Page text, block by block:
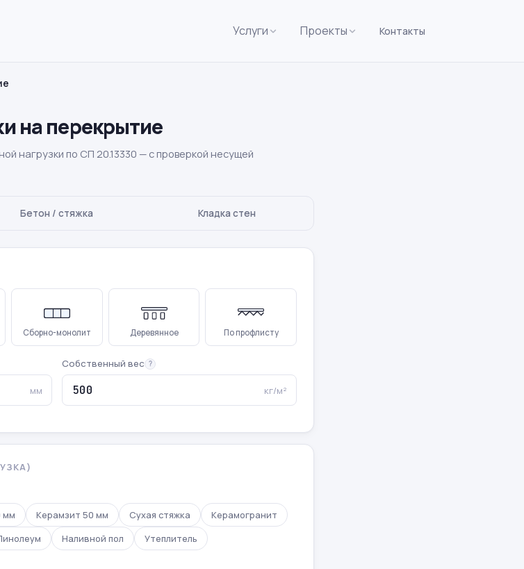
Услуги Проекты Контакты
на перекрытие
нагрузки по СП 20.13330 — с проверкой несущей
Бетон / стяжка Кладка стен
Сборно-монолит Деревянное По профлисту
мм
Собственный вес ?
кг/м²
мм Керамзит 50 мм Сухая стяжка
Керамогранит
Наливной пол
Утеплитель